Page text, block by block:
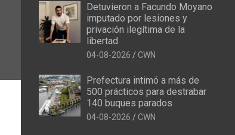
Detuvieron a Facundo Moyano
imputado por lesiones y
privación ilegítima de la
libertad
04-08-2026 CWN
Prefectura intimó a más de
500 prácticos para destrabar
140 buques parados
04-08-2026 CWN